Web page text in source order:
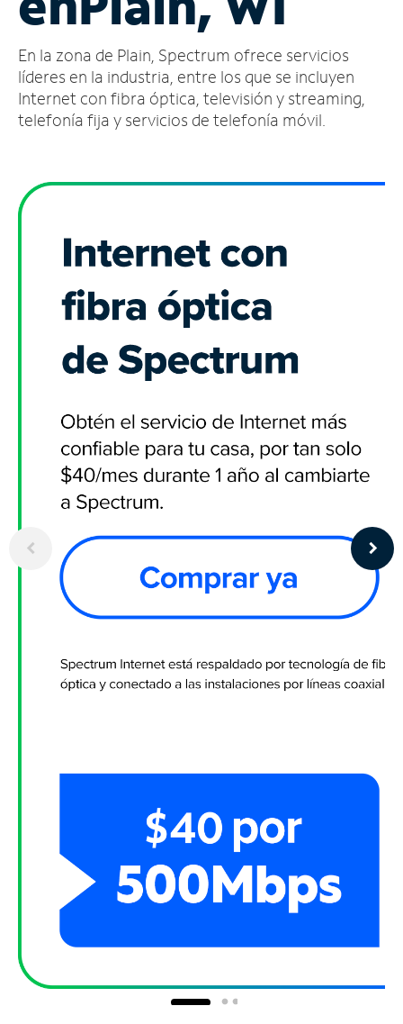
cuenta
Encuentra
una
tienda
En la zona de Plain, Spectrum ofrece servicios
líderes en la industria, entre los que se incluyen
Internet con fibra óptica, televisión y streaming,
telefonía fija y servicios de telefonía móvil.